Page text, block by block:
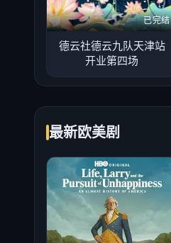
已完结
德云社德云九队天津站
开业第四场
最新欧美剧